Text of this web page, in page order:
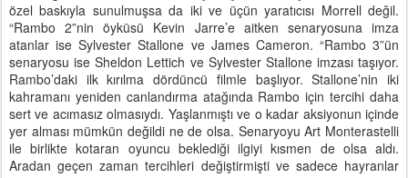
özel baskıyla sunulmuşsa da iki ve üçün yaratıcısı Morrell değil.
“Rambo 2”nin öyküsü Kevin Jarre’e aitken senaryosuna imza
atanlar ise Sylvester Stallone ve James Cameron. “Rambo 3”ün
senaryosu ise Sheldon Lettich ve Sylvester Stallone imzası taşıyor.
Rambo’daki ilk kırılma dördüncü filmle başlıyor. Stallone’nin iki
kahramanı yeniden canlandırma atağında Rambo için tercihi daha
sert ve acımasız olmasıydı. Yaşlanmıştı ve o kadar aksiyonun içinde
yer alması mümkün değildi ne de olsa. Senaryoyu Art Monterastelli
ile birlikte kotaran oyuncu beklediği ilgiyi kısmen de olsa aldı.
Aradan geçen zaman tercihleri değiştirmişti ve sadece hayranlar